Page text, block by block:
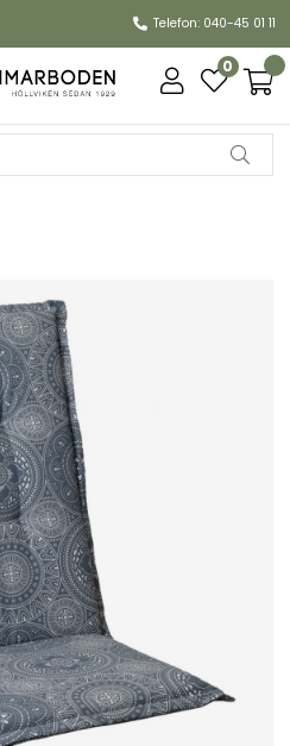
Telefon: 040-45 01 11
0
grey